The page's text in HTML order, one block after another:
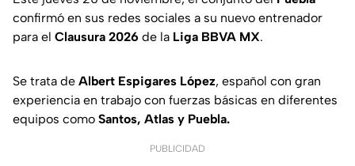
confirmó en sus redes sociales a su nuevo entrenador
para el Clausura 2026 de la Liga BBVA MX.
Se trata de Albert Espigares López, español con gran
experiencia en trabajo con fuerzas básicas en diferentes
equipos como Santos, Atlas y Puebla.
PUBLICIDAD